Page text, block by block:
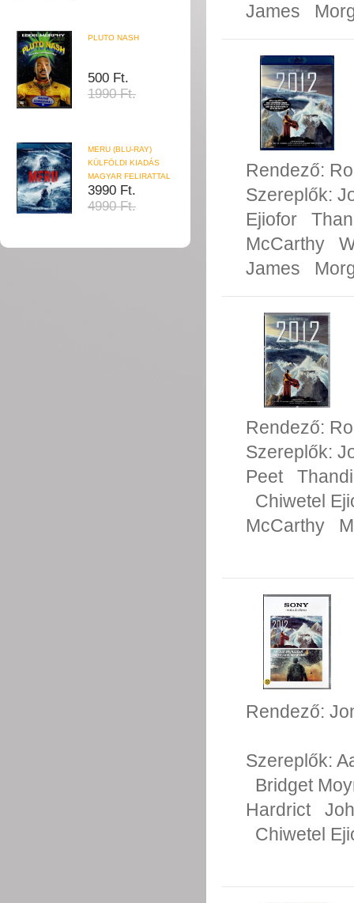
PLUTO NASH
500 Ft.
1990 Ft.
MERU (BLU-RAY)
KÜLFÖLDI KIADÁS
MAGYAR FELIRATTAL
3990 Ft.
4990 Ft.
James
Rendező:
Szereplők:
Ejiofor
McCarthy
James
Rendező:
Szereplők:
Peet
Chiwetel
McCarthy
Rendező:
Szereplők:
Bridget
Hardrict
Chiwetel